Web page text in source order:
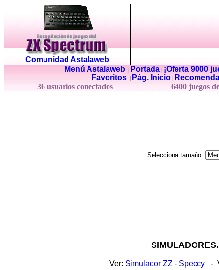
Comunidad Astalaweb
Menú Astalaweb| Portada|
¡Oferta 9000
Favoritos
Pág. Inicio
36 usuarios conectados
6400 juegos
Selecciona tamaño:
Ver: Simulador ZZ - Speccy -